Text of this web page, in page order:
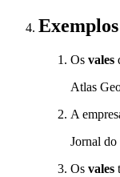
Os vales
Atlas
A
Jornal
Os vales